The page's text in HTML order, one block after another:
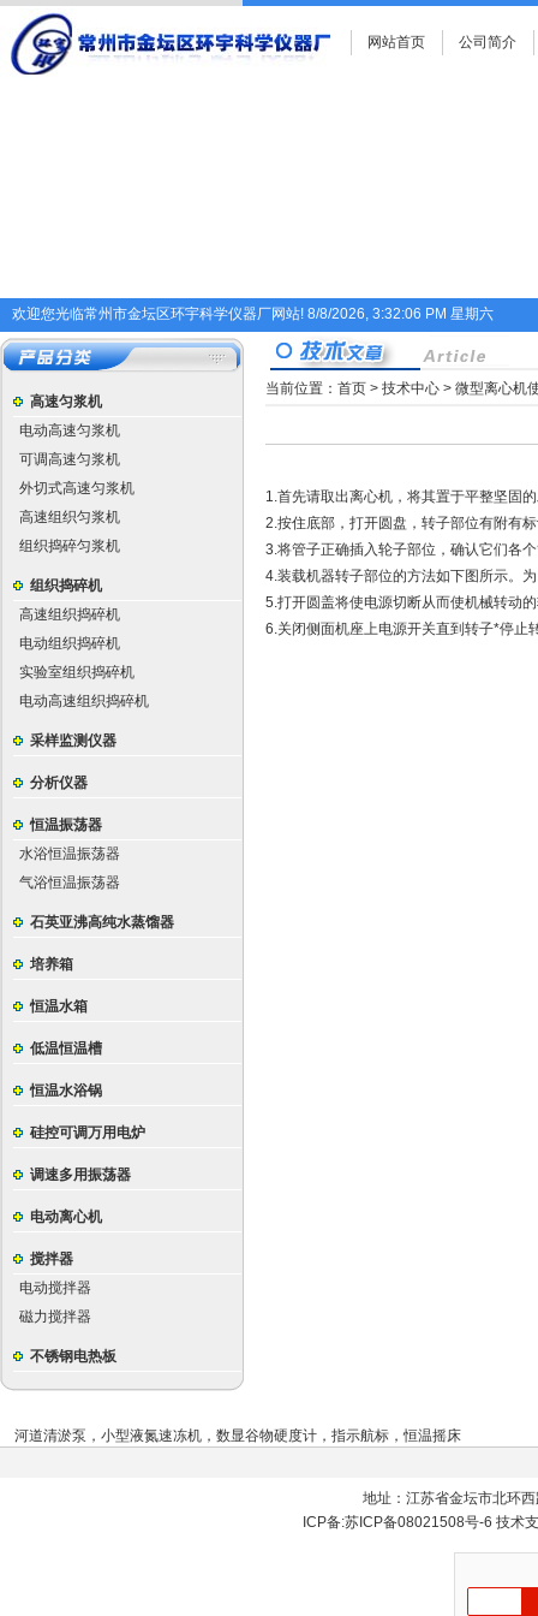
网站首页 公司简介
欢迎您光临常州市金坛区环宇科学仪器厂网站! 8/8/2026, 3:32:07 PM 星期六
高速匀浆机
电动高速匀浆机
可调高速匀浆机
外切式高速匀浆机
高速组织匀浆机
组织捣碎匀浆机
组织捣碎机
高速组织捣碎机
电动组织捣碎机
实验室组织捣碎机
电动高速组织捣碎机
采样监测仪器
分析仪器
恒温振荡器
水浴恒温振荡器
气浴恒温振荡器
石英亚沸高纯水蒸馏器
培养箱
恒温水箱
低温恒温槽
恒温水浴锅
硅控可调万用电炉
调速多用振荡器
电动离心机
搅拌器
电动搅拌器
磁力搅拌器
不锈钢电热板
当前位置： 首页 > 技术中心 > 微型离心机
1.首先请取出离心机，将其置于平整坚固
2.按住底部，打开圆盘，转子部位有附有
3.将管子正确插入轮子部位，确认它们各
4.装载机器转子部位的方法如下图所示。
5.打开圆盖将使电源切断从而使机械转动
6.关闭侧面机座上电源开关直到转子*停止
河道清淤泵 ， 小型液氮速冻机 ， 数显谷物硬度计 ， 指示航标 ，恒温摇床
地址：江苏省金坛市北环
ICP备:苏ICP备08021508号-6 技术